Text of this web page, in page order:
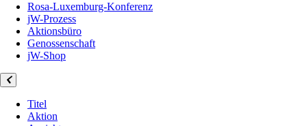
Rosa-Luxemburg-Konferenz
jW-Prozess
Aktionsbüro
Genossenschaft
jW-Shop
Titel
Aktion